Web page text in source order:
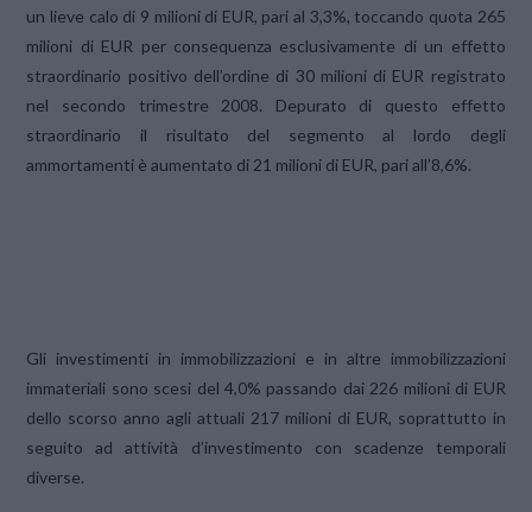
un lieve calo di 9 milioni di EUR, pari al 3,3%, toccando quota 265
milioni di EUR per consequenza esclusivamente di un effetto
straordinario positivo dell’ordine di 30 milioni di EUR registrato
nel secondo trimestre 2008. Depurato di questo effetto
straordinario il risultato del segmento al lordo degli
ammortamenti è aumentato di 21 milioni di EUR, pari all’8,6%.
Gli investimenti in immobilizzazioni e in altre immobilizzazioni
immateriali sono scesi del 4,0% passando dai 226 milioni di EUR
dello scorso anno agli attuali 217 milioni di EUR, soprattutto in
seguito ad attività d’investimento con scadenze temporali
diverse.